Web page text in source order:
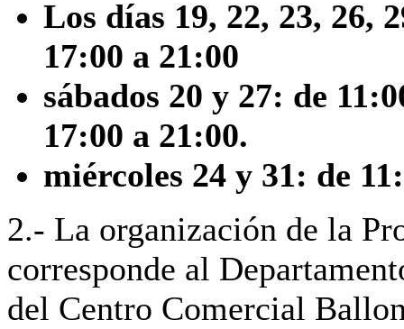
Los días 19, 22, 23, 26,
17:00 a 21:00
sábados 20 y 27: de
17:00 a 21:00.
miércoles 24 y 31: de
2.- La organización de la
corresponde al
del Centro Comercial